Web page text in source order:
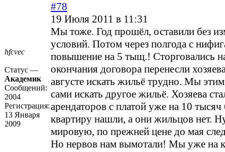
hfcvec
Статус —
Академик
Сообщений:
2004
Регистрация:
13 Января
2009
#78
19 Июля 2011 в 11:31
Мы тоже. Год прошёл, оставили без
условий. Потом через полгода с
повышение на 5 тыщ.! Сторговались
окончания договора перенесли
августе искать жильё трудно. Мы
сами искать другое жильё. Хозяева
арендаторов с платой уже на 10
квартиру нашли, а они жильцов нет.
мировую, по прежней цене до мая
Но нервов нам вымотали! Мы уже на